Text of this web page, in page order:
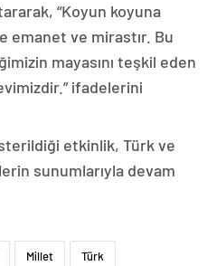
“Koyun koyuna
emanet ve mirastır. Bu
mayasını teşkil eden
ifadelerini
etkinlik, Türk ve
sunumlarıyla devam
Millet Türk